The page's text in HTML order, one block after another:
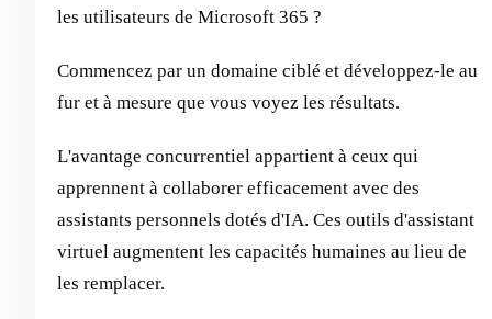
les utilisateurs de Microsoft 365 ?
Commencez par un domaine ciblé et développez-le au
fur et à mesure que vous voyez les résultats.
L'avantage concurrentiel appartient à ceux qui
apprennent à collaborer efficacement avec des
assistants personnels dotés d'IA. Ces outils d'assistant
virtuel augmentent les capacités humaines au lieu de
les remplacer.